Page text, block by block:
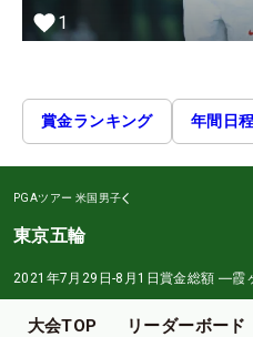
1
賞金ランキング 年間日程
PGAツアー 米国男子
東京五輪
2021年7月29日-8月1日賞金総額 ―霞
大会TOP リーダーボード